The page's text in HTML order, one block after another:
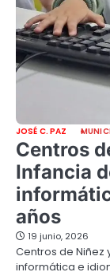
JOSÉ C. PAZ
Centros
Infancia
años
19 junio, 2026
Centros de Niñez
informática e